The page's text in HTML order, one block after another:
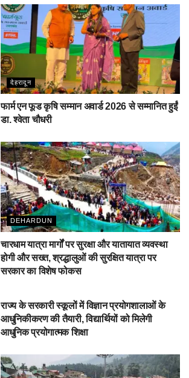
देहरादून
फार्म एन फूड कृषि सम्मान अवार्ड 2026 से सम्मानित हुईं
डा. श्वेता चौधरी
DEHARDUN
चारधाम यात्रा मार्गों पर सुरक्षा और यातायात व्यवस्था
होगी और सख्त, श्रद्धालुओं की सुरक्षित यात्रा पर
सरकार का विशेष फोकस
राज्य के सरकारी स्कूलों में विज्ञान प्रयोगशालाओं के
आधुनिकीकरण की तैयारी, विद्यार्थियों को मिलेगी
आधुनिक प्रयोगात्मक शिक्षा